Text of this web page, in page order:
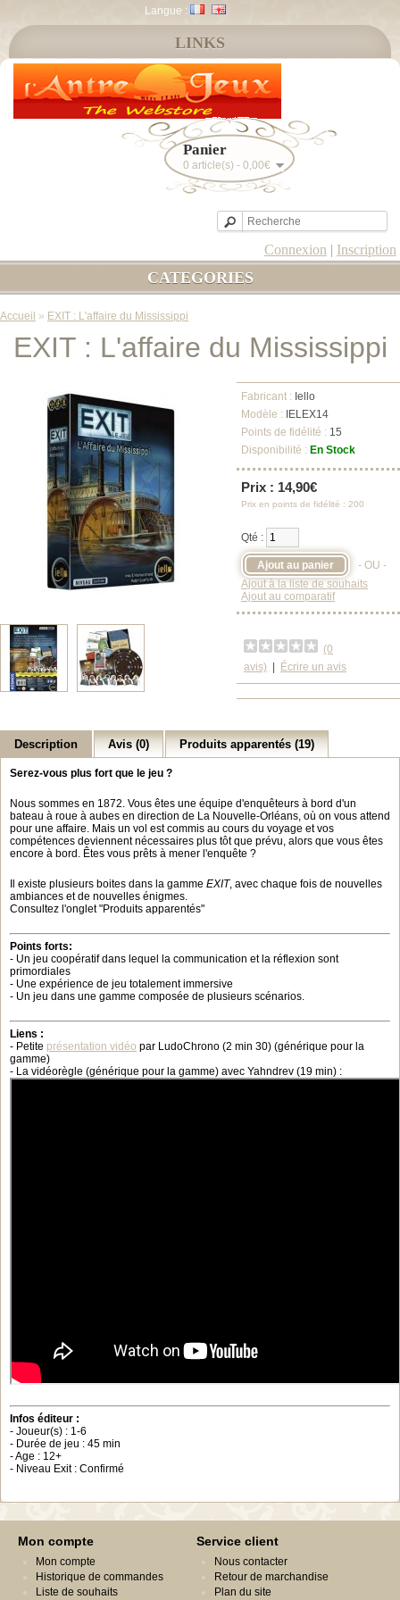
Langue :
Panier
0 article(s) - 0,00€
Connexion | Inscription
LINKS
CATEGORIES
Accueil » EXIT : L'affaire du Mississippi
EXIT : L'affaire du Mississippi
Fabricant : Iello
Modèle : IELEX14
Points de fidélité : 15
Disponibilité : En Stock
Prix : 14,90€
Prix en points de fidélité : 200
Qté :
- OU -
Ajout à la liste de souhaits
Ajout au comparatif
(0
avis)
Écrire un avis
Description Avis (0) Produits apparentés (19)
Serez-vous plus fort que le jeu ?
Nous sommes en 1872. Vous êtes une équipe d'enquêteurs à bord d'un
bateau à roue à aubes en direction de La Nouvelle-Orléans, où on vous attend
pour une affaire. Mais un vol est commis au cours du voyage et vos
compétences deviennent nécessaires plus tôt que prévu, alors que vous êtes
encore à bord. Êtes vous prêts à mener l'enquête ?
Il existe plusieurs boites dans la gamme EXIT, avec chaque fois de nouvelles
ambiances et de nouvelles énigmes.
Consultez l'onglet "Produits apparentés"
Points forts:
- Un jeu coopératif dans lequel la communication et la réflexion sont
primordiales
- Une expérience de jeu totalement immersive
- Un jeu dans une gamme composée de plusieurs scénarios.
Liens :
- Petite présentation vidéo par LudoChrono (2 min 30) (générique pour la
gamme)
- La vidéorègle (générique pour la gamme) avec Yahndrev (19 min) :
Infos éditeur :
- Joueur(s) : 1-6
- Durée de jeu : 45 min
- Age : 12+
- Niveau Exit : Confirmé
Mon compte
Mon compte
Historique de commandes
Liste de souhaits
Service client
Nous contacter
Retour de marchandise
Plan du site